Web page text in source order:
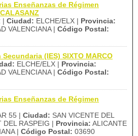
Enseñanzas de Régimen
| Ciudad: ELCHE/ELX | Provincia:
VALENCIANA | Código Postal:
(IES) SIXTO MARCO
ELCHE/ELX | Provincia:
VALENCIANA | Código Postal:
Enseñanzas de Régimen
55 | Ciudad: SAN VICENTE DEL
DEL RASPEIG | Provincia: ALICANTE
| Código Postal: 03690